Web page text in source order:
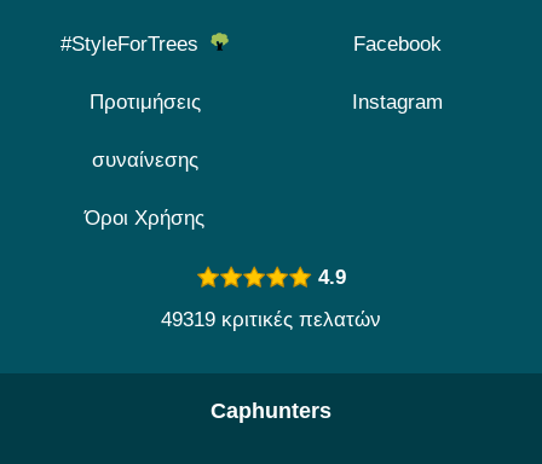
#StyleForTrees
Προτιμήσεις
συναίνεσης
Όροι Χρήσης
Facebook
Instagram
4.9
49319 κριτικές πελατών
Caphunters